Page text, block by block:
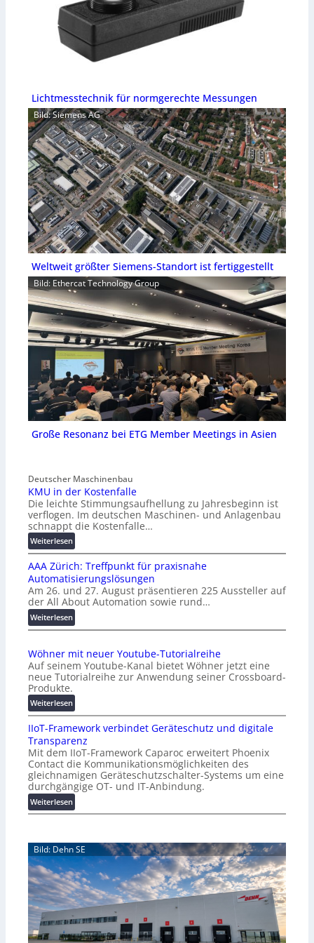
Lichtmesstechnik für normgerechte Messungen
Bild: Siemens AG
Weltweit größter Siemens-Standort ist fertiggestellt
Bild: Ethercat Technology Group
Große Resonanz bei ETG Member Meetings in Asien
Deutscher Maschinenbau
KMU in der Kostenfalle
Die leichte Stimmungsaufhellung zu Jahresbeginn ist
verflogen. Im deutschen Maschinen- und Anlagenbau
schnappt die Kostenfalle…
Weiterlesen:
K
M
U
i
n
d
e
K
o
s
e
n
f
a
l
l
e
AAA Zürich: Treffpunkt für praxisnahe
Automatisierungslösungen
Am 26. und 27. August präsentieren 225 Aussteller auf
der All About Automation sowie rund…
Weiterlesen:
A
A
Z
ü
i
c
h
:
T
r
e
f
f
n
k
t
f
ü
r
p
r
Wöhner mit neuer Youtube-Tutorialreihe
Auf seinem Youtube-Kanal bietet Wöhner jetzt eine
neue Tutorialreihe zur Anwendung seiner Crossboard-
Produkte.
Weiterlesen:
W
ö
h
n
e
r
m
i
t
e
u
e
r
Y
o
u
IIoT-Framework verbindet Geräteschutz und digitale
Transparenz
Mit dem IIoT-Framework Caparoc erweitert Phoenix
Contact die Kommunikationsmöglichkeiten des
gleichnamigen Geräteschutzschalter-Systems um eine
durchgängige OT- und IT-Anbindung.
Weiterlesen:
I
T
-
F
r
a
m
e
w
Bild: Dehn SE